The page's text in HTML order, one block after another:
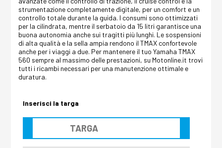
strumentazione completamente digitale, per un comfort e un
controllo totale durante la guida. I consumi sono ottimizzati
per la cilindrata, mentre il serbatoio da 15 litri garantisce una
buona autonomia anche sui tragitti più lunghi. Le sospensioni
di alta qualità e la sella ampia rendono il TMAX confortevole
anche per i viaggi a due. Per mantenere il tuo Yamaha TMAX
560 sempre al massimo delle prestazioni, su Motonline.it trovi
tutti i ricambi necessari per una manutenzione ottimale e
duratura.
Inserisci la targa